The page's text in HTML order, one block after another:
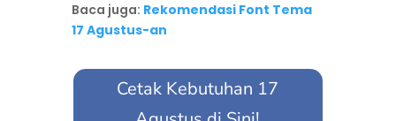
Baca juga: Rekomendasi Font Tema
17 Agustus-an
Cetak Kebutuhan 17